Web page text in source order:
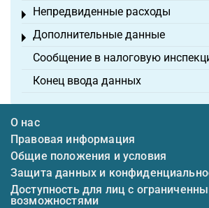
Непредвиденные расходы
Toggle menu
Дополнительные данные
Toggle menu
Сообщение в налоговую
Конец ввода данных
О нас
Правовая информация
Общие положения и условия
Защита данных и
Доступность для лиц с
возможностями